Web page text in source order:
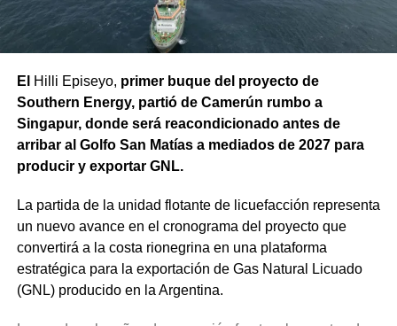
hormigón con sus respectivas juntas. En forma paralela,
se reconstruyeron 18 metros cuadrados de vereda sobre
la banquina del canal, luego del acondicionamiento de su
restando únicamente la limpieza general del sector y el
retiro de escombros.
Estas intervenciones preventivas permiten que el Sistema
de Riego Alto Valle llegue en óptimas condiciones al
agosto, reduciendo el riesgo de filtraciones, preservando
la infraestructura de riego y evitando futuras reparaciones
de emergencia.
El Hilli Episeyo, primer buque del proyecto de
Southern Energy, partió de Camerún rumbo a
Singapur, donde será reacondicionado antes de
arribar al Golfo San Matías a mediados de 2027 para
producir y exportar GNL.
La partida de la unidad flotante de licuefacción representa
un nuevo avance en el cronograma del proyecto que
convertirá a la costa rionegrina en una plataforma
estratégica para la exportación de Gas Natural Licuado
(GNL) producido en la Argentina.